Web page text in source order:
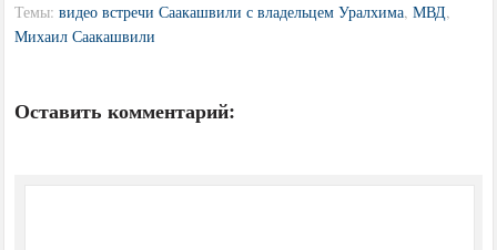
Темы:видео встречи Саакашвили с владельцем Уралхима,МВД,
Михаил Саакашвили
Оставить комментарий: